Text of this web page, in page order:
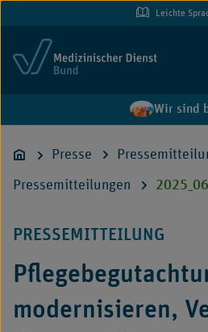
Leichte
Wir sind
Presse
Pressemitteilungen
PRESSEMITTEILUNG
modernisieren,